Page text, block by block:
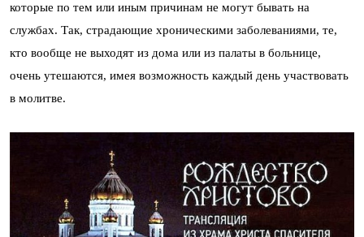
которые по тем или иным причинам не могут бывать на
службах. Так, страдающие хроническими заболеваниями, те,
кто вообще не выходят из дома или из палаты в больнице,
очень утешаются, имея возможность каждый день участвовать
в молитве.